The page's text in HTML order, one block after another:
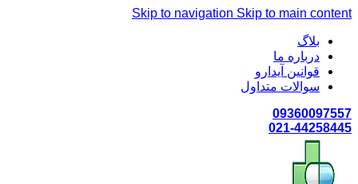
Skip to navigation Skip to main content
بلاگ
درباره ما
قوانین آیدارو
سوالات متداول
09360097557
021-44258445